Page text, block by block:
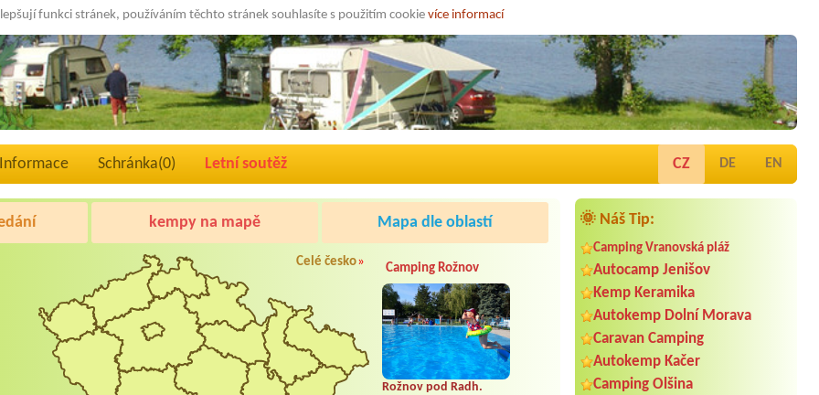
funkci stránek, používáním těchto stránek souhlasíte s použitím cookie více informací
Informace Schránka(0) Letní soutěž CZ DE EN
🌞 Náš Tip:
Camping Vranovská pláž
Autocamp Jenišov
Kemp Keramika
Autokemp Dolní Morava
Caravan Camping
Autokemp Kačer
Camping Olšina
kempy na mapě Mapa dle oblastí
Celé česko» Camping Rožnov
Rožnov pod Radh.